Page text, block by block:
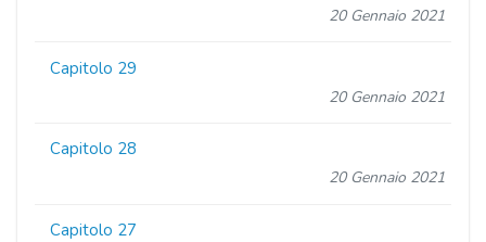
20 Gennaio 2021
Capitolo 29
20 Gennaio 2021
Capitolo 28
20 Gennaio 2021
Capitolo 27